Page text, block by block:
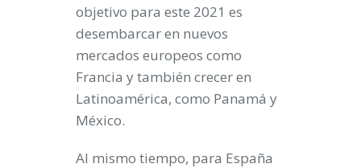
objetivo para este 2021 es
desembarcar en nuevos
mercados europeos como
Francia y también crecer en
Latinoamérica, como Panamá y
México.
Al mismo tiempo, para España